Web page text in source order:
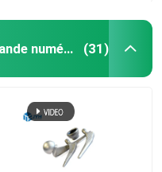
usinage titanique de commande numérique par ordinateur (31)